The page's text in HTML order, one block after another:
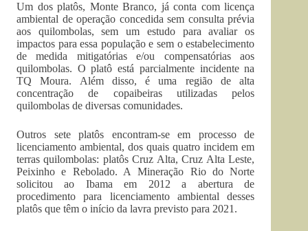
Um dos platôs, Monte Branco, já conta com licença
ambiental de operação concedida sem consulta prévia
aos quilombolas, sem um estudo para avaliar os
impactos para essa população e sem o estabelecimento
de medida mitigatórias e/ou compensatórias aos
quilombolas. O platô está parcialmente incidente na
TQ Moura. Além disso, é uma região de alta
concentração de copaibeiras utilizadas pelos
quilombolas de diversas comunidades.
Outros sete platôs encontram-se em processo de
licenciamento ambiental, dos quais quatro incidem em
terras quilombolas: platôs Cruz Alta, Cruz Alta Leste,
Peixinho e Rebolado. A Mineração Rio do Norte
solicitou ao Ibama em 2012 a abertura de
procedimento para licenciamento ambiental desses
platôs que têm o início da lavra previsto para 2021.